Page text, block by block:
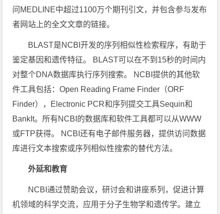
问MEDLINE中超过1100万个期刊引文，并包含参与发布
者网站上的全文文章的链接。
BLAST是NCBI开发的序列相似性检索程序，有助于
鉴定基因和遗传特征。 BLAST可以在不到15秒的时间内
对整个DNA数据库执行序列搜索。 NCBI提供的其他软
件工具包括：Open Reading Frame Finder（ORF
Finder），Electronic PCR和序列提交工具Sequin和
BankIt。所有NCBI的数据库和软件工具都可以从WWW​​
或FTP获得。 NCBI还有电子邮件服务器，提供访问数据
库进行文本搜索或序列相似性搜索的替代方法。
外延和教育
NCBI通过赞助会议，研讨会和讲座系列，促进计算
机领域的科学交流，应用于分子生物学和遗传学。建立